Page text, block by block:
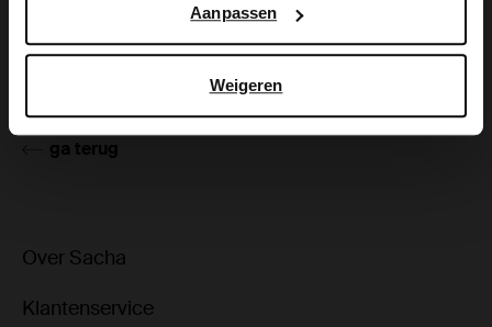
Aanpassen
Weigeren
Product details
Bezorgen & retour
ga terug
Over Sacha
Klantenservice